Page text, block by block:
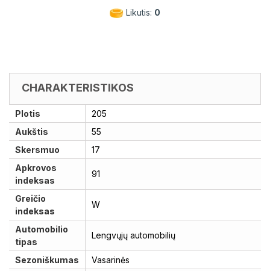
Likutis: 0
CHARAKTERISTIKOS
Plotis
205
Aukštis
55
Skersmuo
17
Apkrovos
indeksas
91
Greičio
indeksas
W
Automobilio
tipas
Lengvųjų automobilių
Sezoniškumas
Vasarinės